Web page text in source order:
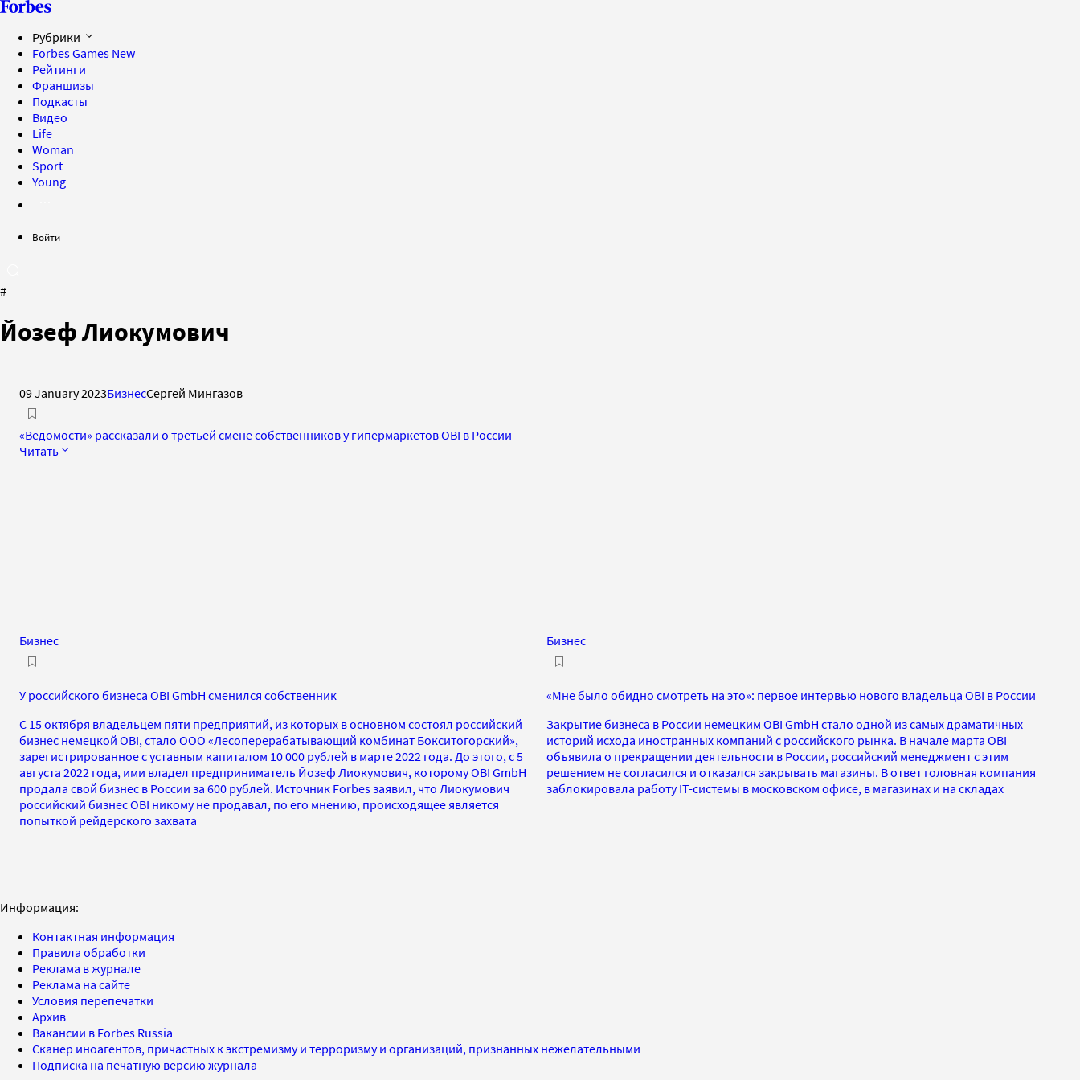
Рубрики
Forbes Games New
Рейтинги
Франшизы
Подкасты
Видео
Life
Woman
Sport
Young
Войти
#
Йозеф Лиокумович
09 January 2023БизнесСергей Мингазов
«Ведомости» рассказали о третьей смене собственников у гипермаркетов OBI в России
Читать
Бизнес
У российского бизнеса OBI GmbH сменился собственник
С 15 октября владельцем пяти предприятий, из которых в основном состоял российский
бизнес немецкой OBI, стало ООО «Лесоперерабатывающий комбинат Бокситогорский»,
зарегистрированное с уставным капиталом 10 000 рублей в марте 2022 года. До этого, с 5
августа 2022 года, ими владел предприниматель Йозеф Лиокумович, которому OBI GmbH
продала свой бизнес в России за 600 рублей. Источник Forbes заявил, что Лиокумович
российский бизнес OBI никому не продавал, по его мнению, происходящее является
попыткой рейдерского захвата
Бизнес
«Мне было обидно смотреть на это»: первое интервью нового владельца OBI в России
Закрытие бизнеса в России немецким OBI GmbH стало одной из самых драматичных
историй исхода иностранных компаний с российского рынка. В начале марта OBI
объявила о прекращении деятельности в России, российский менеджмент с этим
решением не согласился и отказался закрывать магазины. В ответ головная компания
заблокировала работу IT-системы в московском офисе, в магазинах и на складах
Информация:
Контактная информация
Правила обработки
Реклама в журнале
Реклама на сайте
Условия перепечатки
Архив
Вакансии в Forbes Russia
Сканер иноагентов, причастных к экстремизму и терроризму и организаций, признанных нежелательными
Подписка на печатную версию журнала